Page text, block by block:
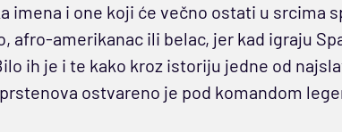
imena i one koji će večno ostati u srcima
afro-amerikanac ili belac, jer kad igraju
ih je i te kako kroz istoriju jedne od
ostvareno je pod komandom